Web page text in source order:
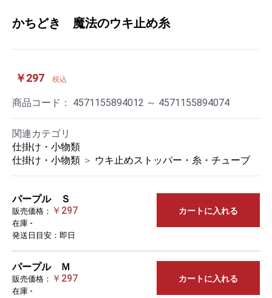
かちどき 魔法のウキ止め糸
￥297 税込
商品コード： 4571155894012 ～ 4571155894074
関連カテゴリ
仕掛け・小物類
仕掛け・小物類 ＞ ウキ止めストッパー・糸・チューブ
パープル Ｓ
販売価格： ￥297
在庫 -
発送日目安：即日
カートに入れる
パープル Ｍ
販売価格： ￥297
在庫 -
カートに入れる